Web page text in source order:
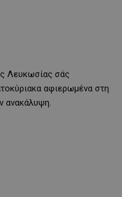
Λευκωσίας σάς
αφιερωμένα στη
ανακάλυψη.